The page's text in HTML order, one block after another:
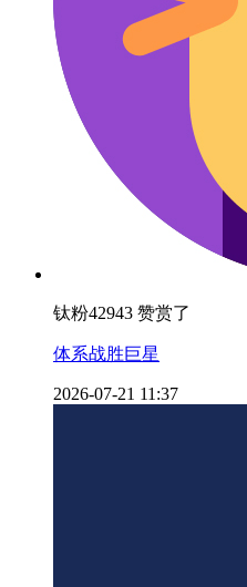
钛粉42943 赞赏了
体系战胜巨星
2026-07-21 11:37